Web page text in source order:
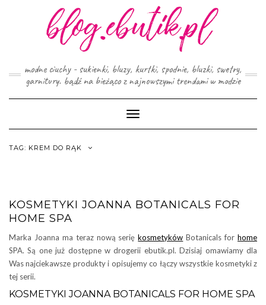
modne ciuchy - sukienki, bluzy, kurtki, spodnie, bluzki, swetry,
garnitury. bądź na bieżąco z najnowszymi trendami w modzie
Toggle
Navigation
TAG: KREM DO RĄK
KOSMETYKI JOANNA BOTANICALS FOR
HOME SPA
Marka Joanna ma teraz nową seriękosmetyków Botanicals forhome
SPA. Są one już dostępne w drogerii ebutik.pl. Dzisiaj omawiamy dla
Was najciekawsze produkty i opisujemy co łączy wszystkie kosmetyki z
tej serii.
KOSMETYKI JOANNA BOTANICALS FOR HOME SPA